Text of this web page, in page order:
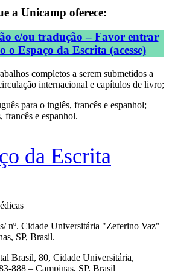
a Unicamp oferece:
e/ou tradução – Favor entrar
o Espaço da Escrita (acesse)
completos a serem submetidos a
internacional e capítulos de livro;
para o inglês, francês e espanhol;
francês e espanhol.
da Escrita
nº. Cidade Universitária "Zeferino Vaz"
SP, Brasil.
Brasil, 80, Cidade Universitária,
888 – Campinas, SP, Brasil